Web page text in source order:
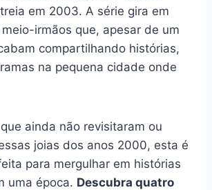
em 2003. A série gira em
irmãos que, apesar de um
compartilhando histórias,
na pequena cidade onde
ainda não revisitaram ou
joias dos anos 2000, esta é
para mergulhar em histórias
uma época. Descubra quatro